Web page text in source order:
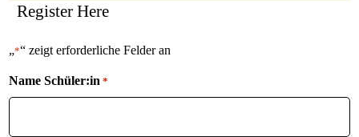
Register Here
„*“ zeigt erforderliche Felder an
Name Schüler:in *